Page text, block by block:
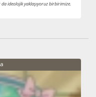
da ideolojik yaklaşıyoruz birbirimize.